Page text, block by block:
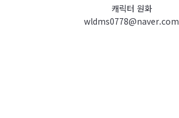
캐릭터 원화
wldms0778@naver.com